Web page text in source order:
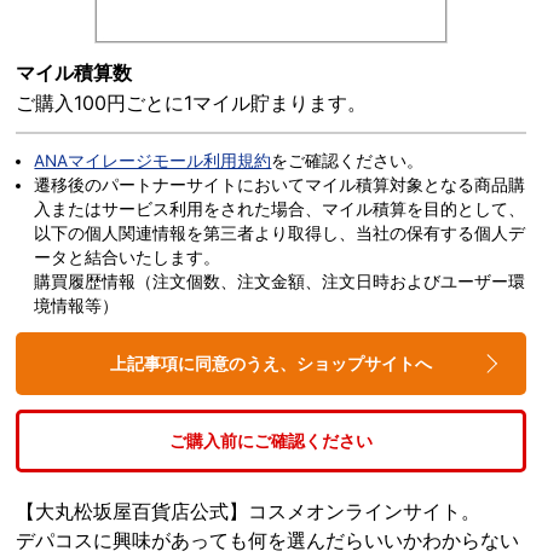
マイル積算数
ご購入100円ごとに1マイル貯まります。
ANAマイレージモール利用規約をご確認ください。
遷移後のパートナーサイトにおいてマイル積算対象となる商品購
入またはサービス利用をされた場合、マイル積算を目的として、
以下の個人関連情報を第三者より取得し、当社の保有する個人デ
ータと結合いたします。
購買履歴情報（注文個数、注文金額、注文日時およびユーザー環
境情報等）
上記事項に同意のうえ、ショップサイトへ
ご購入前にご確認ください
【大丸松坂屋百貨店公式】コスメオンラインサイト。
デパコスに興味があっても何を選んだらいいかわからない